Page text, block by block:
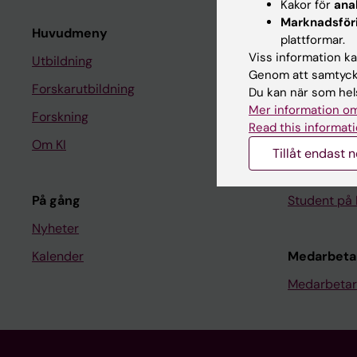
Huvudmeny
Utbildning
Forskarutbildning
Forskning
Om KI
På gång
Nyheter
Kalender
Student
Ladok
Canvas
Schema
Kurs- och
Student på
Kakor för
plattformar.
Viss information
Genom att
Du kan när som
Mer information
Read this
Tillåt endast